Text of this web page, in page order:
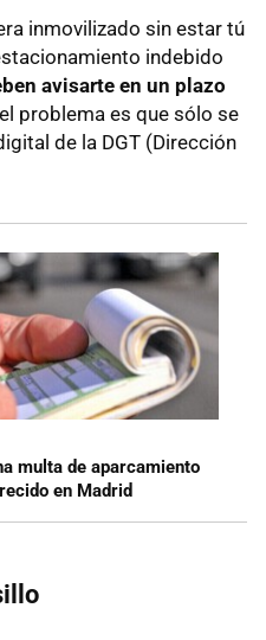
inmovilizado sin estar tú
indebido
avisarte en un plazo
problema es que sólo se
de la DGT (Dirección
multa de aparcamiento
en Madrid